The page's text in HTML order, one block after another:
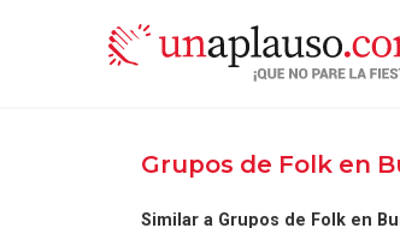
Grupos de Folk en
Similar a Grupos de Folk en